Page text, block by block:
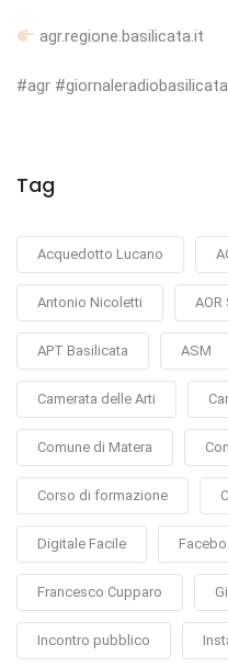
agr.regione.basilicata.it
#agr
Tag
Acquedotto Lucano
Antonio Nicoletti AOR
APT Basilicata ASM
Camerata delle Arti
Comune di Matera
Corso di formazione
Digitale Facile
Francesco Cupparo
Incontro pubblico